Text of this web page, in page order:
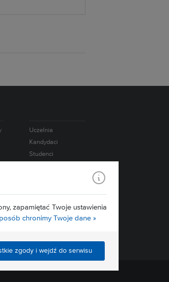
Uczelnia
Kandydaci
Studenci
zapamiętać Twoje ustawienia
chronimy Twoje dane »
zgody i wejdź do serwisu